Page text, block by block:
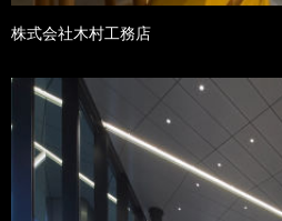
株式会社木村工務店